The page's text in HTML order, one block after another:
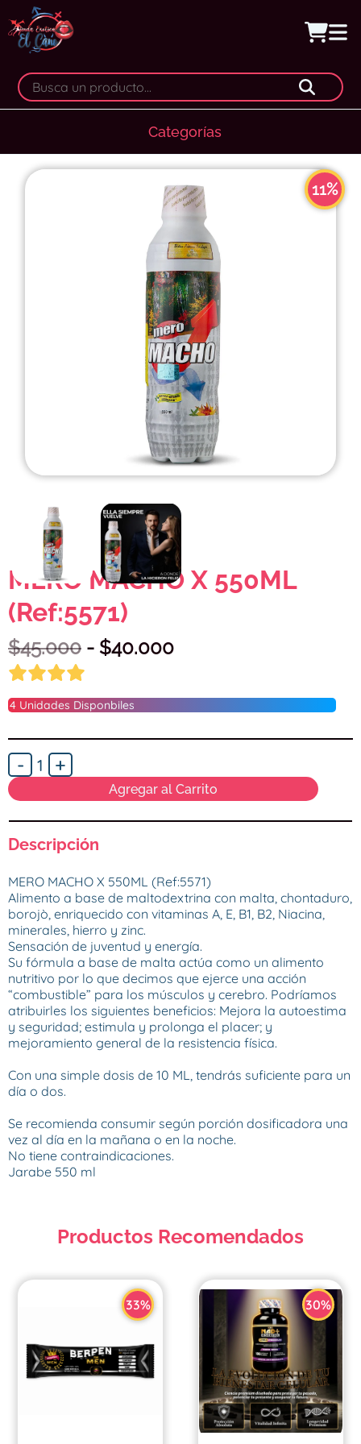
Categorías
MERO MACHO X 550ML
(Ref:5571)
$45.000 - $40.000
11%
4 Unidades Disponbiles
- 1 +
Agregar al Carrito
Descripción
MERO MACHO X 550ML (Ref:5571)
Alimento a base de maltodextrina con malta, chontaduro,
borojò, enriquecido con vitaminas A, E, B1, B2, Niacina,
minerales, hierro y zinc.
Sensación de juventud y energía.
Su fórmula a base de malta actúa como un alimento
nutritivo por lo que decimos que ejerce una acción
“combustible” para los músculos y cerebro. Podríamos
atribuirles los siguientes beneficios: Mejora la autoestima
y seguridad; estimula y prolonga el placer; y
mejoramiento general de la resistencia física.
Con una simple dosis de 10 ML, tendrás suficiente para un
día o dos.
Se recomienda consumir según porción dosificadora una
vez al día en la mañana o en la noche.
No tiene contraindicaciones.
Jarabe 550 ml
Productos Recomendados
33% 30%